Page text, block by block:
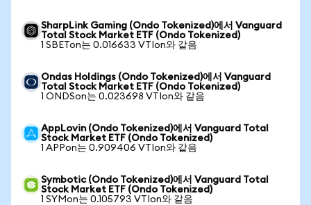
SharpLink Gaming (Ondo Tokenized)에서 Vanguard
Total Stock Market ETF (Ondo Tokenized)
1 SBETon는 0.016633 VTIon와 같음
Ondas Holdings (Ondo Tokenized)에서 Vanguard
Total Stock Market ETF (Ondo Tokenized)
1 ONDSon는 0.023698 VTIon와 같음
AppLovin (Ondo Tokenized)에서 Vanguard Total
Stock Market ETF (Ondo Tokenized)
1 APPon는 0.909406 VTIon와 같음
Symbotic (Ondo Tokenized)에서 Vanguard Total
Stock Market ETF (Ondo Tokenized)
1 SYMon는 0.105793 VTIon와 같음